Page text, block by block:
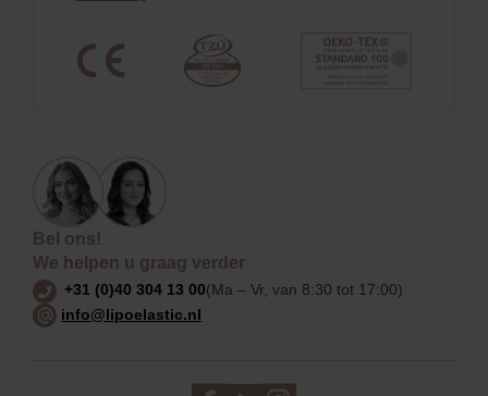
Bel ons!
We helpen u graag verder
+31 (0)40 304 13 00(Ma – Vr, van 8:30 tot 17:00)
info@lipoelastic.nl